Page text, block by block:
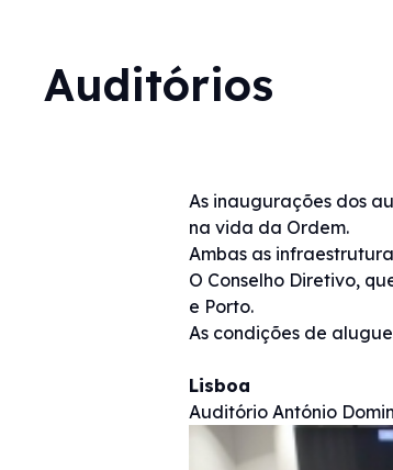
Auditórios
As inaugurações dos
na vida da Ordem.
Ambas as
O Conselho Diretivo,
e Porto.
As condições de
Lisboa
Auditório António
Imagem